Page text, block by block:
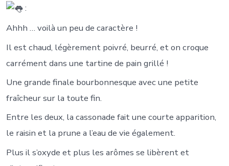
:
Ahhh … voilà un peu de caractère !
Il est chaud, légèrement poivré, beurré, et on croque
carrément dans une tartine de pain grillé !
Une grande finale bourbonnesque avec une petite
fraîcheur sur la toute fin.
Entre les deux, la cassonade fait une courte apparition,
le raisin et la prune a l’eau de vie également.
Plus il s’oxyde et plus les arômes se libèrent et